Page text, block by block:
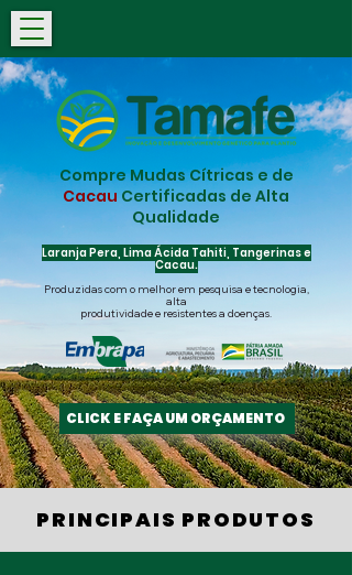
Laranja Pera, Lima Ácida Tahiti, Tangerinas e
Cacau.
Produzidas com o melhor em pesquisa e tecnologia,
alta
produtividade e resistentes a doenças.
Compre Mudas Cítricas e de
CacauCertificadas de Alta
Qualidade
CLICK E FAÇA UM ORÇAMENTO
PRINCIPAIS PRODUTOS